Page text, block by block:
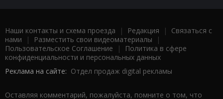
Наши контакты и схема проезда | Редакция | Связаться с
нами | Разместить свои видеоматериалы |
Пользовательское Соглашение |
Политика в сфере
конфиденциальности и персональных данных
Реклама на сайте: Отдел продаж digital рекламы
Оставляя комментарий, пожалуйста, помните о том, что